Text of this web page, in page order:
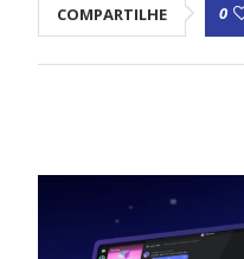
COMPARTILHE 0